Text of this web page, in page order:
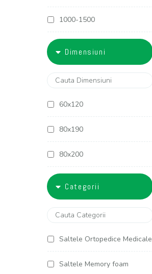
1000-1500
2500-3000
3000-4000
4000-5000
Dimensiuni
60x120
80x190
80x200
100x200
Categorii
Saltele Ortopedice Medicale
Saltele Memory foam